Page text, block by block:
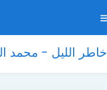
خاطر الليل - محمد